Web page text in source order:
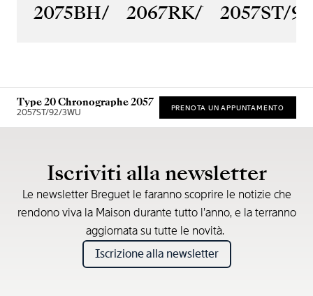
2075BH/99/3982067RK/Y9/9WU
2057ST/
Type 20 Chronographe 2057
2057ST/92/3WU PRENOTA UN APPUNTAMENTO
Iscriviti alla newsletter
Le newsletter Breguet le faranno scoprire le notizie che
rendono viva la Maison durante tutto l’anno, e la terranno
aggiornata su tutte le novità.
Iscrizione alla newsletter